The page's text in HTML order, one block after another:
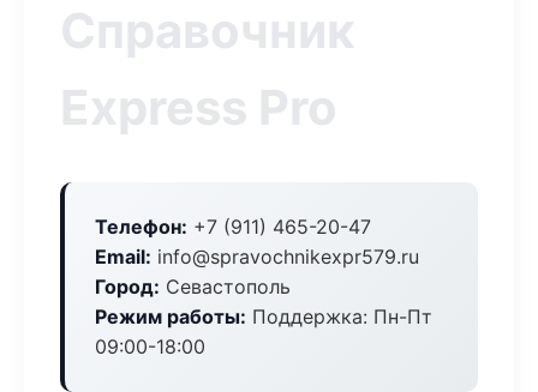
Справочник
Express Pro
Телефон: +7 (911) 465-20-47
Email: info@spravochnikexpr579.ru
Город: Севастополь
Режим работы: Поддержка: Пн-Пт
09:00-18:00